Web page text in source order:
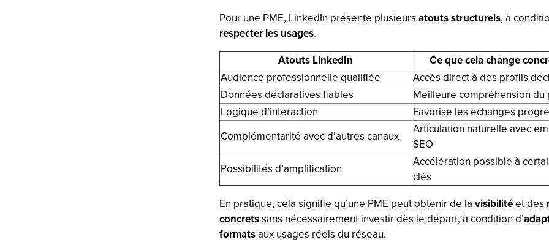
Pour une PME, LinkedIn présente plusieurs atouts structurels, à
respecter les usages.
Atouts LinkedIn
Ce que cela change
Audience professionnelle qualifiée
Accès direct à des profils
Données déclaratives fiables
Meilleure compréhension du
Logique d’interaction
Favorise les échanges
Complémentarité avec d’autres canaux
Articulation naturelle avec
SEO
Possibilités d’amplification
Accélération possible à
clés
En pratique, cela signifie qu’une PME peut obtenir de la visibilitéet des
concretssans nécessairement investir dès le départ, à condition d’
formatsaux usages réels du réseau.